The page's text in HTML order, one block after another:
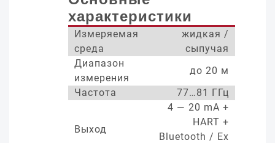
характеристики
Измеряемая
среда
жидкая /
сыпучая
Диапазон
измерения
до 20 м
Частота
77…81 ГГц
Выход
4 — 20 mA +
HART +
Bluetooth / Ex